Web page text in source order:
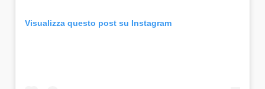
Visualizza questo post su Instagram